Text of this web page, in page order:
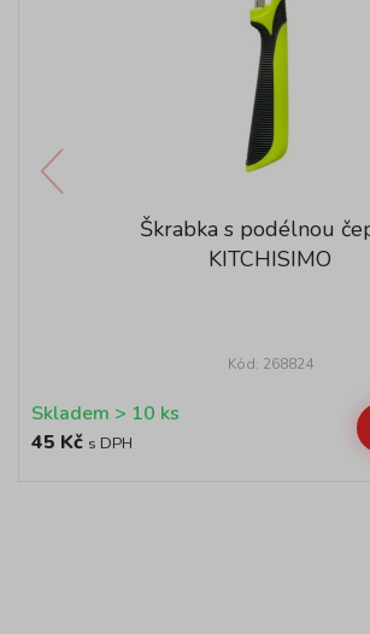
Škrabka s podélnou
KITCHISIMO
Kód: 268824
Skladem > 10 ks
45 Kč s DPH